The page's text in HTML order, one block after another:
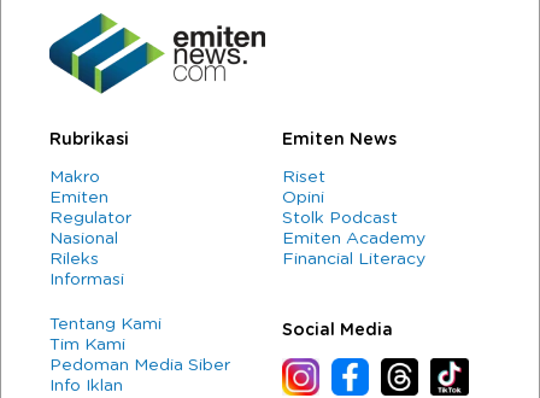
Rubrikasi
Makro
Emiten
Regulator
Nasional
Rileks
Informasi
Emiten News
Riset
Opini
Stolk Podcast
Emiten Academy
Financial Literacy
Tentang Kami
Tim Kami
Pedoman Media Siber
Info Iklan
Social Media